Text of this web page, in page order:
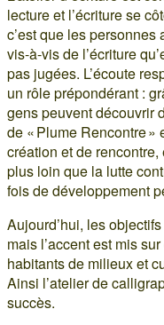
lecture et l’écriture se
c’est que les
vis-à-vis de l’écriture
pas jugées. L’écoute
un rôle prépondérant :
gens peuvent découvrir
de « Plume Rencontre
création et de
plus loin que la lutte
fois de développement
Aujourd’hui, les
mais l’accent est mis
habitants de milieux et
Ainsi l’atelier de
succès.